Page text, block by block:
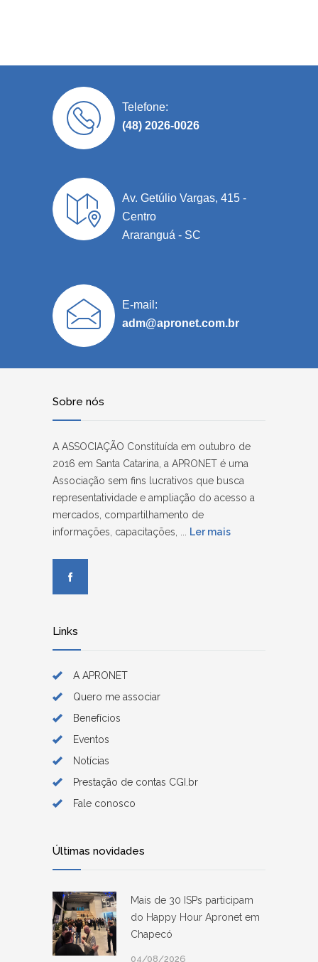
Telefone:
(48) 2026-0026
Av. Getúlio Vargas, 415 -
Centro
Araranguá - SC
E-mail:
adm@apronet.com.br
Sobre nós
A ASSOCIAÇÃO Constituída em outubro de
2016 em Santa Catarina, a APRONET é uma
Associação sem fins lucrativos que busca
representatividade e ampliação do acesso a
mercados, compartilhamento de
informações, capacitações, ... Ler mais
Links
A APRONET
Quero me associar
Benefícios
Eventos
Notícias
Prestação de contas CGI.br
Fale conosco
Últimas novidades
Mais de 30 ISPs participam
do Happy Hour Apronet em
Chapecó
04/08/2026